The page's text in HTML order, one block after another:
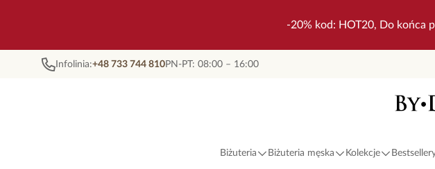
-20% kod: HOT20, Do końca
Infolinia:+48 733 744 810PN-PT: 08:00 – 16:00
Biżuteria Biżuteria męska Kolekcje